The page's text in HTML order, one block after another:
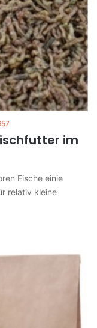
im
Fische einie
relativ kleine